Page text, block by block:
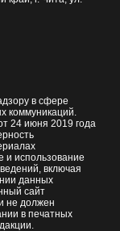
в сфере
коммуникаций.
24 июня 2019 года
и использование
включая
данных
сайт
не должен
в печатных